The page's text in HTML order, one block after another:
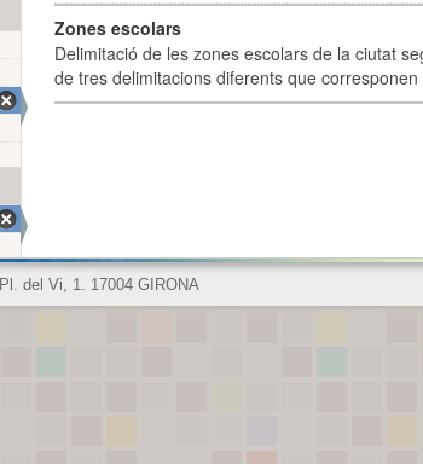
Zones escolars
Delimitació de les zones escolars de la ciutat
de tres delimitacions diferents que
Pl. del Vi, 1. 17004 GIRONA